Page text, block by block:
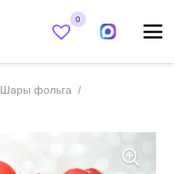
0
Шары фольга /